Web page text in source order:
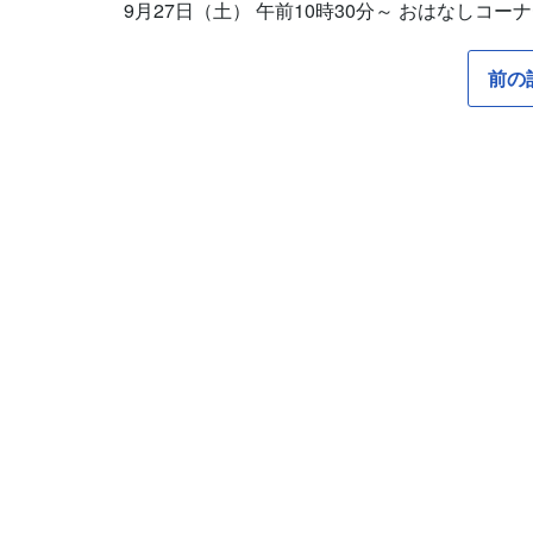
9月27日（土） 午前10時30分～ おはなしコー
前の